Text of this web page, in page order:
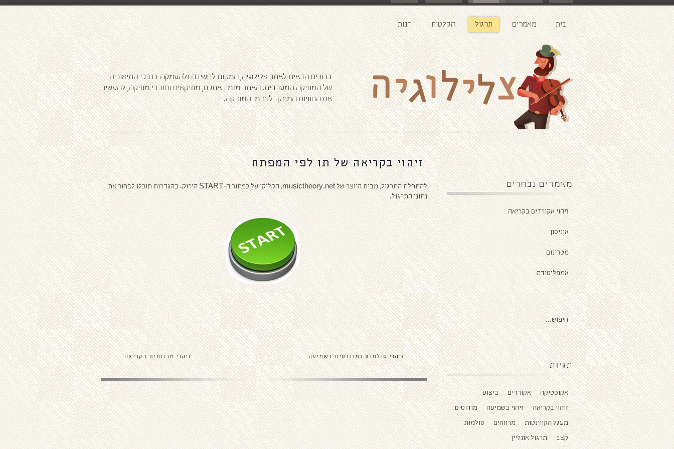
שמרו על קשר!
שם מלא: *
אימייל: *
הודעה: *
ליצירת קשר טלפוני
02-561-0493 / 050-322-8070
בית מאמרים תרגול הקלטות חנות צרו קשר
ברוכים הבאים לאתר צלילוגיה, המקום לחשיבה ולהעמקה בנבכי התיאוריה
של המוזיקה המערבית. האתר מזמין אתכם, מוזיקאים וחובבי מוזיקה, להעשיר
את החוויות המתקבלות מן המוזיקה.
זיהוי בקריאה של תו לפי המפתח
להתחלת התרגול, מבית היוצר של musictheory.net, הקליקו על כפתור ה-START הירוק. בהגדרות תוכלו לבחור את
נתוני התרגול.
זיהוי סולמות ומודוסים בשמיעה זיהוי מרווחים בקריאה
מאמרים נבחרים
זיהוי אקורדים בקריאה
אוניסון
מטרונום
אמפליטודה
תגיות
אקוסטיקה אקורדים ביצוע
זיהוי בקריאה זיהוי בשמיעה מודוסים
מעגל הקווינטות מרווחים סולמות
קצב תרגול אונליין